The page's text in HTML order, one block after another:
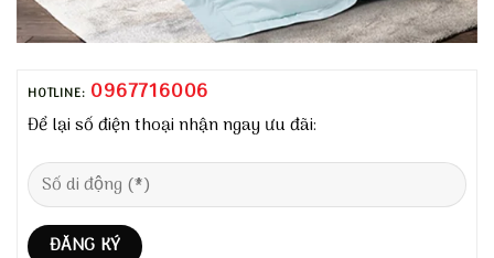
HOTLINE: 0967716006
Để lại số điện thoại nhận ngay ưu đãi: